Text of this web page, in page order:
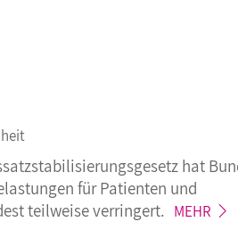
hat
für Patienten und
teilweiseverringert. MEHR